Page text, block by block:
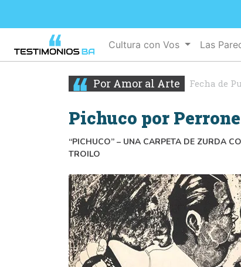
Cultura con Vos Las
Por Amor al Arte Fecha de
Pichuco por Perrone
“PICHUCO” – UNA CARPETA DE ZURDA
TROILO